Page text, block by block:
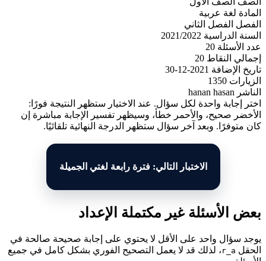
المادة لغة عربية
الفصل
الفصل الثاني
السنة الدراسية 2021/2022
عدد الأسئلة 20
إجمالي النقاط 20
تاريخ الإضافة
2021-12-30
الزيارات 1350
الناشر hanan hasan
اختر إجابة واحدة لكل سؤال. عند الاختيار ستظهر النتيجة فورًا:
الأخضر صحيح، والأحمر خطأ، وسيظهر تفسير الإجابة مباشرة إن
كان متوفرًا. وبعد آخر سؤال ستظهر الدرجة النهائية تلقائيًا.
الاختبار التالي: فترة رابعة لغتي الجميلة
بعض الأسئلة غير مكتملة الإعداد
يوجد سؤال واحد على الأقل لا يحتوي على إجابة صحيحة صالحة في
الحقل r_a، لذلك قد لا يعمل التصحيح الفوري بشكل كامل في جميع